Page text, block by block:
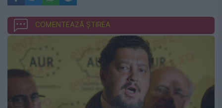
COMENTEAZĂ ȘTIREA